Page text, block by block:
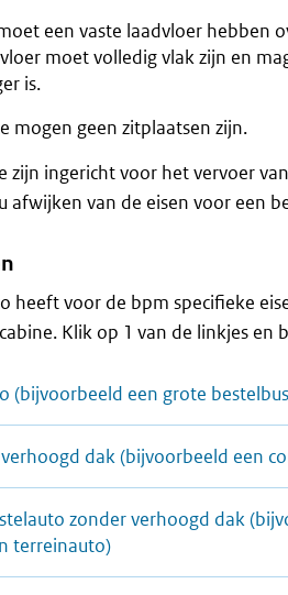
een vaste laadvloer hebben
moet volledig vlak zijn en
is.
mogen geen zitplaatsen zijn.
zijn ingericht voor het vervoer
afwijken van de eisen voor een
heeft voor de bpm specifieke
Klik op 1 van de linkjes en
(bijvoorbeeld een grote
dak (bijvoorbeeld een
zonder verhoogd dak
terreinauto)